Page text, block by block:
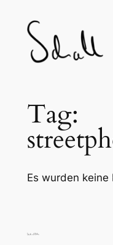
content
Tag:
Es wurden